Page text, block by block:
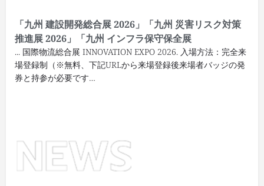
「九州 建設開発総合展 2026」「九州 災害リスク対策
推進展 2026」「九州 インフラ保守保全展
... 国際物流総合展 INNOVATION EXPO 2026. 入場方法：完全来
場登録制（※無料、下記URLから来場登録後来場者バッジの発
券と持参が必要です…